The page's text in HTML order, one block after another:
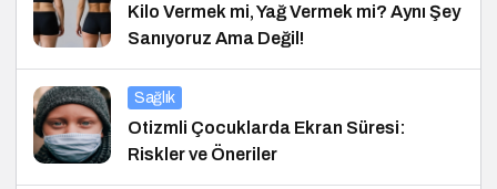
Kilo Vermek mi, Yağ Vermek mi? Aynı Şey
Sanıyoruz Ama Değil!
Sağlık
Otizmli Çocuklarda Ekran Süresi:
Riskler ve Öneriler